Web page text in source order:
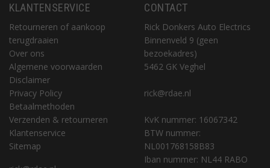
KLANTENSERVICE
Retourneren of aankoop
terugdraaien
Over ons
Algemene voorwaarden
Disclaimer
Privacy Policy
Betaalmethoden
Verzenden & retourneren
Klantenservice
Sitemap
CONTACT
Rick Donkers Auto Electrics
Binnenveld 9 (geen
bezoekadres)
5462 GK Veghel
rick@rdae.nl
KvK nummer: 16067342
BTW nummer:
NL001768158B83
Iban nummer: NL44 RABO